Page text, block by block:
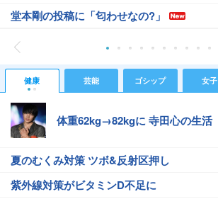
堂本剛の投稿に「匂わせなの?」
健康 芸能 ゴシップ 女子
体重62kg→82kgに 寺田心の生活
夏のむくみ対策 ツボ&反射区押し
紫外線対策がビタミンD不足に